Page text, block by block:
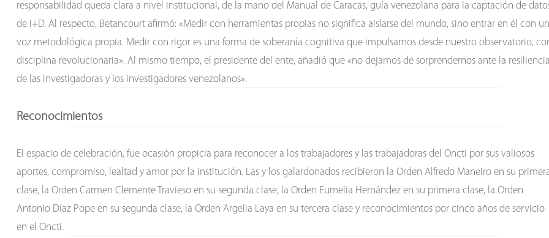
responsabilidad queda clara a nivel institucional, de la mano del Manual de Caracas, guía venezolana para la captación de
de I+D. Al respecto, Betancourt afirmó: «Medir con herramientas propias no significa aislarse del mundo, sino entrar en él con
voz metodológica propia. Medir con rigor es una forma de soberanía cognitiva que impulsamos desde nuestro observatorio,
disciplina revolucionaria». Al mismo tiempo, el presidente del ente, añadió que «no dejamos de sorprendernos ante la resiliencia
de las investigadoras y los investigadores venezolanos».
Reconocimientos
El espacio de celebración, fue ocasión propicia para reconocer a los trabajadores y las trabajadoras del Oncti por sus valiosos
aportes, compromiso, lealtad y amor por la institución. Las y los galardonados recibieron la Orden Alfredo Maneiro en su
clase, la Orden Carmen Clemente Travieso en su segunda clase, la Orden Eumelia Hernández en su primera clase, la Orden
Antonio Díaz Pope en su segunda clase, la Orden Argelia Laya en su tercera clase y reconocimientos por cinco años de servicio
en el Oncti.